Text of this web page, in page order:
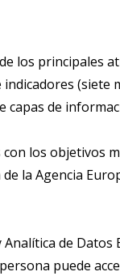
los principales
(siete
de
los objetivos
la Agencia
de Datos
puede